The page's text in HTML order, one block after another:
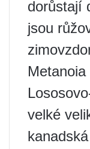
dorůstají
jsou
velké